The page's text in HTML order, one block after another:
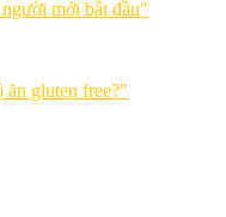
mới bắt đầu"
ăn gluten free?"